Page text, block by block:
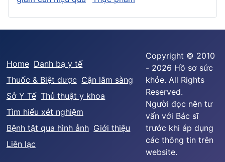
Home Danh bạ y tế
Thuốc & Biệt dược Cận lâm sàng
Sở Y Tế Thủ thuật y khoa
Tìm hiểu xét nghiệm
Bệnh tật qua hình ảnh Giới thiệu
Liên lạc
Copyright © 2010
- 2026 Hồ sơ sức
khỏe. All Rights
Reserved.
Người đọc nên tư
vấn với Bác sĩ
trước khi áp dụng
các thông tin trên
website.